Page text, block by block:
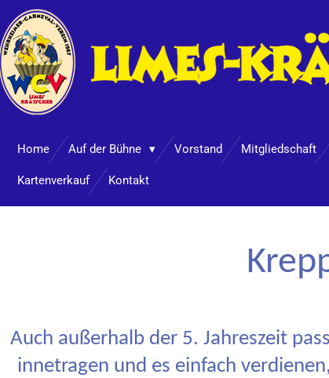
Home Auf der Bühne Vorstand Mitgliedschaft
Kartenverkauf Kontakt
Auch außerhalb der 5. Jahreszeit
innetragen und es einfach